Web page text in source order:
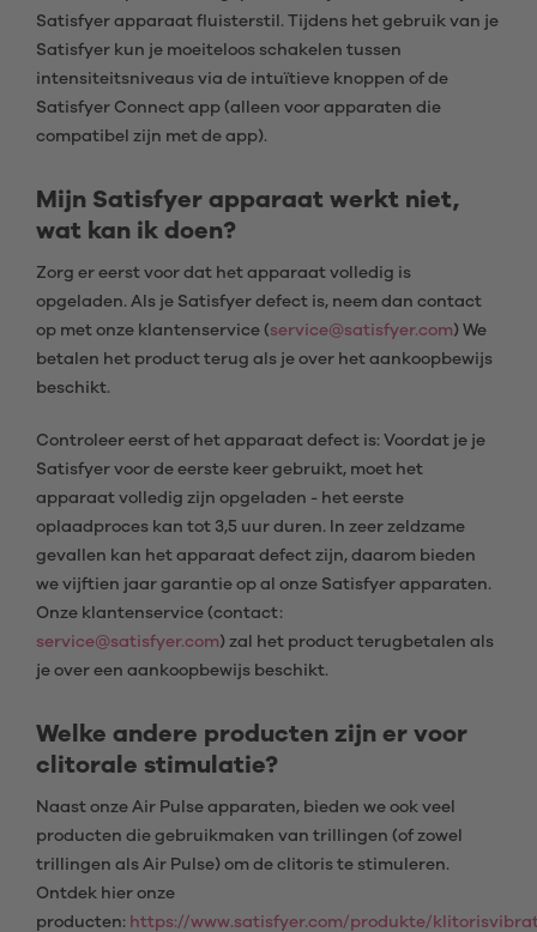
Satisfyer apparaat fluisterstil. Tijdens het gebruik van je
Satisfyer kun je moeiteloos schakelen tussen
intensiteitsniveaus via de intuïtieve knoppen of de
Satisfyer Connect app (alleen voor apparaten die
compatibel zijn met de app).
Mijn Satisfyer apparaat werkt niet,
wat kan ik doen?
Zorg er eerst voor dat het apparaat volledig is
opgeladen. Als je Satisfyer defect is, neem dan contact
op met onze klantenservice (service@satisfyer.com) We
betalen het product terug als je over het aankoopbewijs
beschikt.
Controleer eerst of het apparaat defect is: Voordat je je
Satisfyer voor de eerste keer gebruikt, moet het
apparaat volledig zijn opgeladen - het eerste
oplaadproces kan tot 3,5 uur duren. In zeer zeldzame
gevallen kan het apparaat defect zijn, daarom bieden
we vijftien jaar garantie op al onze Satisfyer apparaten.
Onze klantenservice (contact:
service@satisfyer.com) zal het product terugbetalen als
je over een aankoopbewijs beschikt.
Welke andere producten zijn er voor
clitorale stimulatie?
Naast onze Air Pulse apparaten, bieden we ook veel
producten die gebruikmaken van trillingen (of zowel
trillingen als Air Pulse) om de clitoris te stimuleren.
Ontdek hier onze
producten: https://www.satisfyer.com/produkte/